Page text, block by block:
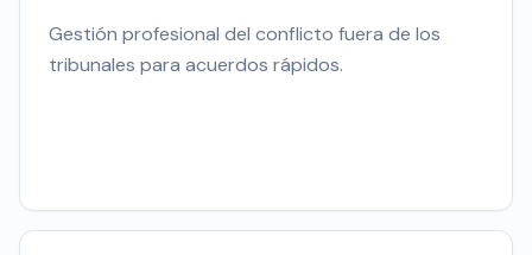
Gestión profesional del conflicto fuera de los
tribunales para acuerdos rápidos.